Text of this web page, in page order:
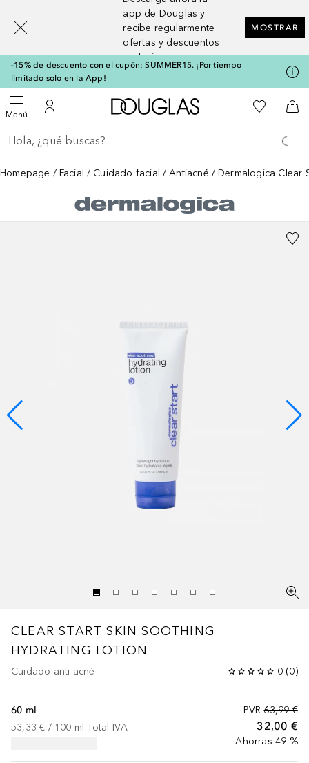
app de Douglas y
recibe regularmente
ofertas y descuentos
exclusivos
MOSTRAR
-15% de descuento con el cupón: SUMMER15. ¡Por tiempo
limitado solo en la App!
MenúAbrir menúMi cuenta
A Douglas HomeMi lista de
A
Regresar
Ejecutar búsqueda
Homepage Facial Cuidado facial Antiacné Dermalogica Clear
CLEAR START SKIN SOOTHING
HYDRATING LOTION
Cuidado anti-acné 0 (0)
PVR 63,99 €
32,00 €
Ahorras 49 %
60 ml
53,33 € / 100 ml Total IVA
[navigation.slideout.screenreader]